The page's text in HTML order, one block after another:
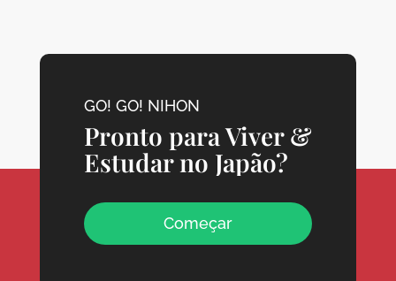
GO! GO! NIHON
Pronto para Viver &
Estudar no Japão?
Começar